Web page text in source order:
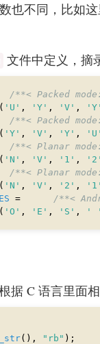
也不同，比如
文件中定义，摘
/**< Packed
( 'U' , 'Y' , 'V' ,
/**< Packed
( 'Y' , 'V' , 'Y' ,
/**< Planar
( 'N' , 'V' , '1' ,
/**< Planar
( 'N' , 'V' , '2' ,
= /**<
( 'O' , 'E' , 'S' , '
据 C 语言里面
(), "rb"